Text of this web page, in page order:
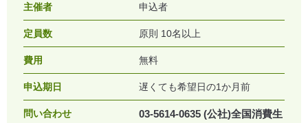
主催者 申込者
定員数 原則 10名以上
費用 無料
申込期日 遅くても希望日の1か月前
問い合わせ
03-5614-0635 (公社)全国消費生